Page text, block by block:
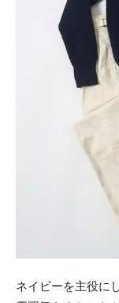
ネイビーを主役に